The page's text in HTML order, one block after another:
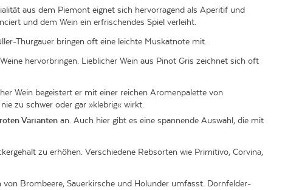
aus dem Piemont eignet sich hervorragend als Aperitif und
und dem Wein ein erfrischendes Spiel verleiht.
Thurgauer bringen oft eine leichte Muskatnote mit.
hervorbringen. Lieblicher Wein aus Pinot Gris zeichnet sich oft
Wein begeistert er mit einer reichen Aromenpalette von
zu schwer oder gar »klebrig« wirkt.
roten Varianten an. Auch hier gibt es eine spannende Auswahl, die mit
zu erhöhen. Verschiedene Rebsorten wie Primitivo, Corvina,
Brombeere, Sauerkirsche und Holunder umfasst. Dornfelder-